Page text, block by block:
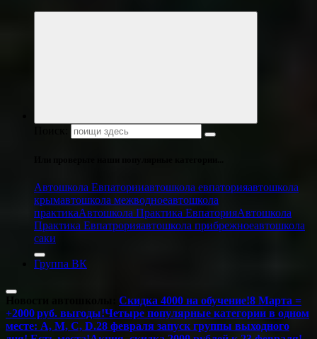
Автошкола Евпаторииавтошкола евпаторияавтошкола
крымавтошкола межводноеавтошкола
практикаАвтошкола Практика ЕвпаторияАвтошкола
Практика Евпатрорияавтошкола прибрежноеавтошкола
саки
Группа ВК
Скидка 4000 на обучение!8 Марта =
+2000 руб. выгоды!Четыре популярные категории в одном
месте: А, М, С, D.28 февраля запуск группы выходного